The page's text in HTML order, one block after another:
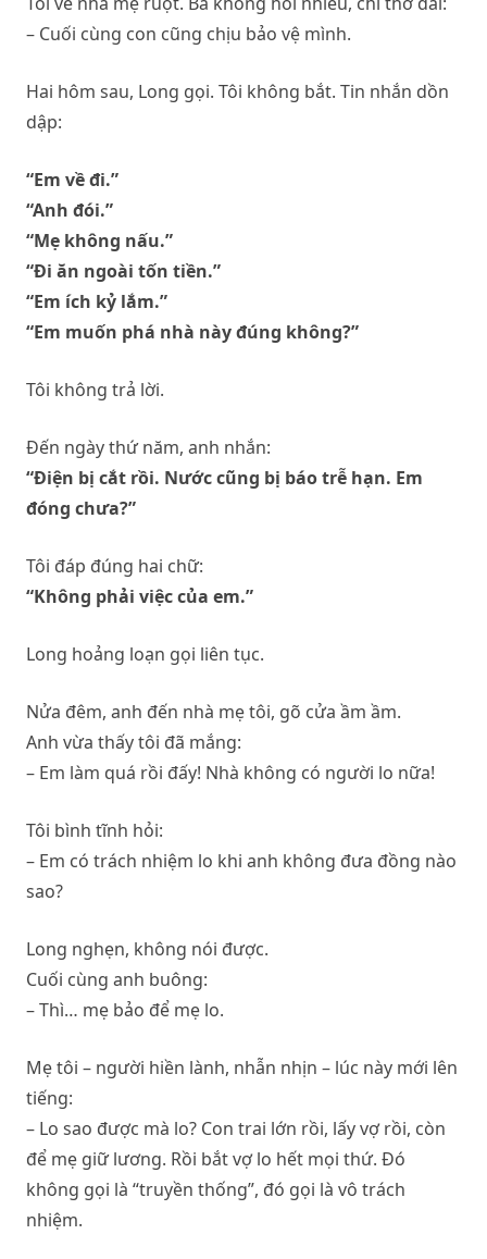
– Cuối cùng con cũng chịu bảo vệ mình.
Hai hôm sau, Long gọi. Tôi không bắt. Tin nhắn dồn
dập:
“Em về đi.”
“Anh đói.”
“Mẹ không nấu.”
“Đi ăn ngoài tốn tiền.”
“Em ích kỷ lắm.”
“Em muốn phá nhà này đúng không?”
Tôi không trả lời.
Đến ngày thứ năm, anh nhắn:
“Điện bị cắt rồi. Nước cũng bị báo trễ hạn. Em
đóng chưa?”
Tôi đáp đúng hai chữ:
“Không phải việc của em.”
Long hoảng loạn gọi liên tục.
Nửa đêm, anh đến nhà mẹ tôi, gõ cửa ầm ầm.
Anh vừa thấy tôi đã mắng:
– Em làm quá rồi đấy! Nhà không có người lo nữa!
Tôi bình tĩnh hỏi:
– Em có trách nhiệm lo khi anh không đưa đồng nào
sao?
Long nghẹn, không nói được.
Cuối cùng anh buông:
– Thì… mẹ bảo để mẹ lo.
Mẹ tôi – người hiền lành, nhẫn nhịn – lúc này mới lên
tiếng:
– Lo sao được mà lo? Con trai lớn rồi, lấy vợ rồi, còn
để mẹ giữ lương. Rồi bắt vợ lo hết mọi thứ. Đó
không gọi là “truyền thống”, đó gọi là vô trách
nhiệm.